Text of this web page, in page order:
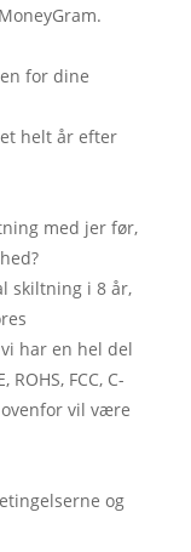
for dine
helt år efter
med jer før,
skiltning i 8 år,
har en hel del
FCC, C-
ovenfor vil være
og